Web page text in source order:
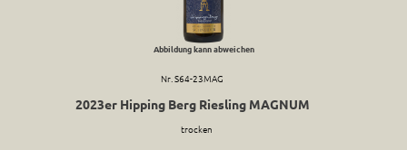
Abbildung kann abweichen
Nr. S64-23MAG
2023er Hipping Berg Riesling MAGNUM
trocken